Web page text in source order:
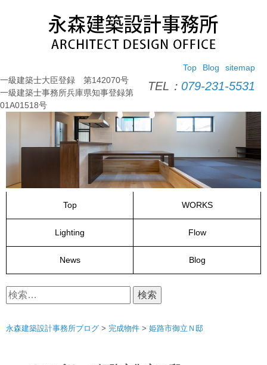
ス
キ
ッ
sitemap
Blog
Top
TEL： 079-231-5531
一級建築士大臣登録 第142070号
一級建築士事務所兵庫県知事登録第
01A01518号
Top WORKS
Lighting Flow
News Blog
検
索:
永森建築設計事務所ブログ > 完成物件 > 姫路市御立Ｎ邸